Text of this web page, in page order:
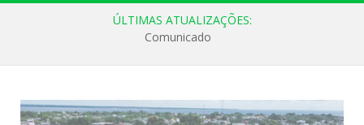
ÚLTIMAS ATUALIZAÇÕES:
Comunicado